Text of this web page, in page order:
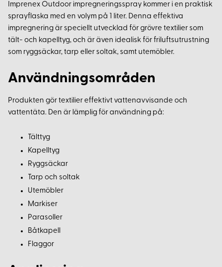
Imprenex Outdoor impregneringsspray kommer i en praktisk
sprayflaska med en volym på 1 liter. Denna effektiva
impregnering är speciellt utvecklad för grövre textilier som
tält- och kapelltyg, och är även idealisk för friluftsutrustning
som ryggsäckar, tarp eller soltak, samt utemöbler.
Användningsområden
Produkten gör textilier effektivt vattenavvisande och
vattentäta. Den är lämplig för användning på:
Tälttyg
Kapelltyg
Ryggsäckar
Tarp och soltak
Utemöbler
Markiser
Parasoller
Båtkapell
Flaggor